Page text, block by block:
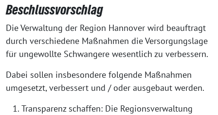
Beschlussvorschlag
Die Verwaltung der Region Hannover wird beauftragt
durch verschiedene Maßnahmen die Versorgungslage
für ungewollte Schwangere wesentlich zu verbessern.
Dabei sollen insbesondere folgende Maßnahmen
umgesetzt, verbessert und / oder ausgebaut werden.
Transparenz schaffen: Die Regionsverwaltung